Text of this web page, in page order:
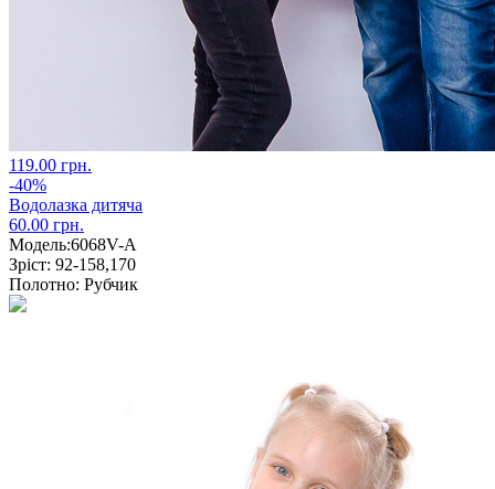
119.00 грн.
-40%
Водолазка дитяча
60.00 грн.
Модель:6068V-А
Зріст: 92-158,170
Полотно: Рубчик